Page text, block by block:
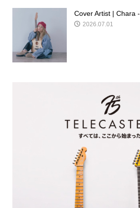
Cover Artist | Chara
2026.07.01